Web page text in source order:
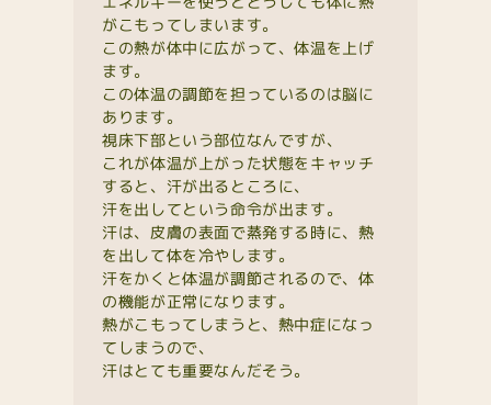
がこもってしまいます。
この熱が体中に広がって、体温を上げ
ます。
この体温の調節を担っているのは脳に
あります。
視床下部という部位なんですが、
これが体温が上がった状態をキャッチ
すると、汗が出るところに、
汗を出してという命令が出ます。
汗は、皮膚の表面で蒸発する時に、熱
を出して体を冷やします。
汗をかくと体温が調節されるので、体
の機能が正常になります。
熱がこもってしまうと、熱中症になっ
てしまうので、
汗はとても重要なんだそう。